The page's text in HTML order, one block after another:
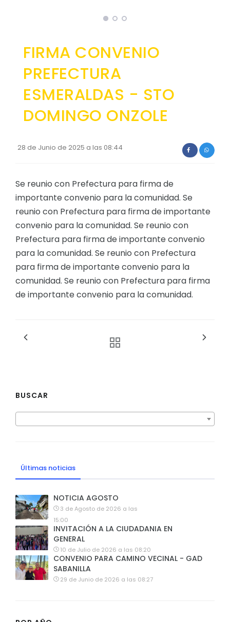
Historia Actual
Plan de desarrollo y Ordenamiento Territorial -
Plan Anual Contratación - PAC
Plan Operativo Anual - POA
Cédulas presupuestarias y balances
Ejecución Presupuestaria
Obras y proyectos
Consejo Parroquial de Planificacion
FIRMA CONVENIO
PREFECTURA
ESMERALDAS - STO
DOMINGO ONZOLE
28 de Junio de 2025 a las 08:44
Se reunio con Prefectura para firma de
importante convenio para la comunidad. Se
reunio con Prefectura para firma de importante
convenio para la comunidad. Se reunio con
Prefectura para firma de importante convenio
para la comunidad. Se reunio con Prefectura
para firma de importante convenio para la
comunidad. Se reunio con Prefectura para firma
de importante convenio para la comunidad.
BUSCAR
Últimas noticias
NOTICIA AGOSTO
3 de Agosto de 2026 a las
15:00
INVITACIÓN A LA CIUDADANIA EN
GENERAL
10 de Julio de 2026 a las 08:20
CONVENIO PARA CAMINO VECINAL - GAD
SABANILLA
29 de Junio de 2026 a las 08:27